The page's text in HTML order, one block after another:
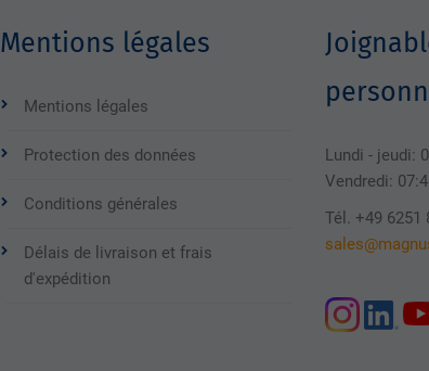
Mentions légales
Mentions légales
Protection des données
Conditions générales
Délais de livraison et frais
d'expédition
Lundi - jeudi:
Vendredi:
Tél. +49 6251